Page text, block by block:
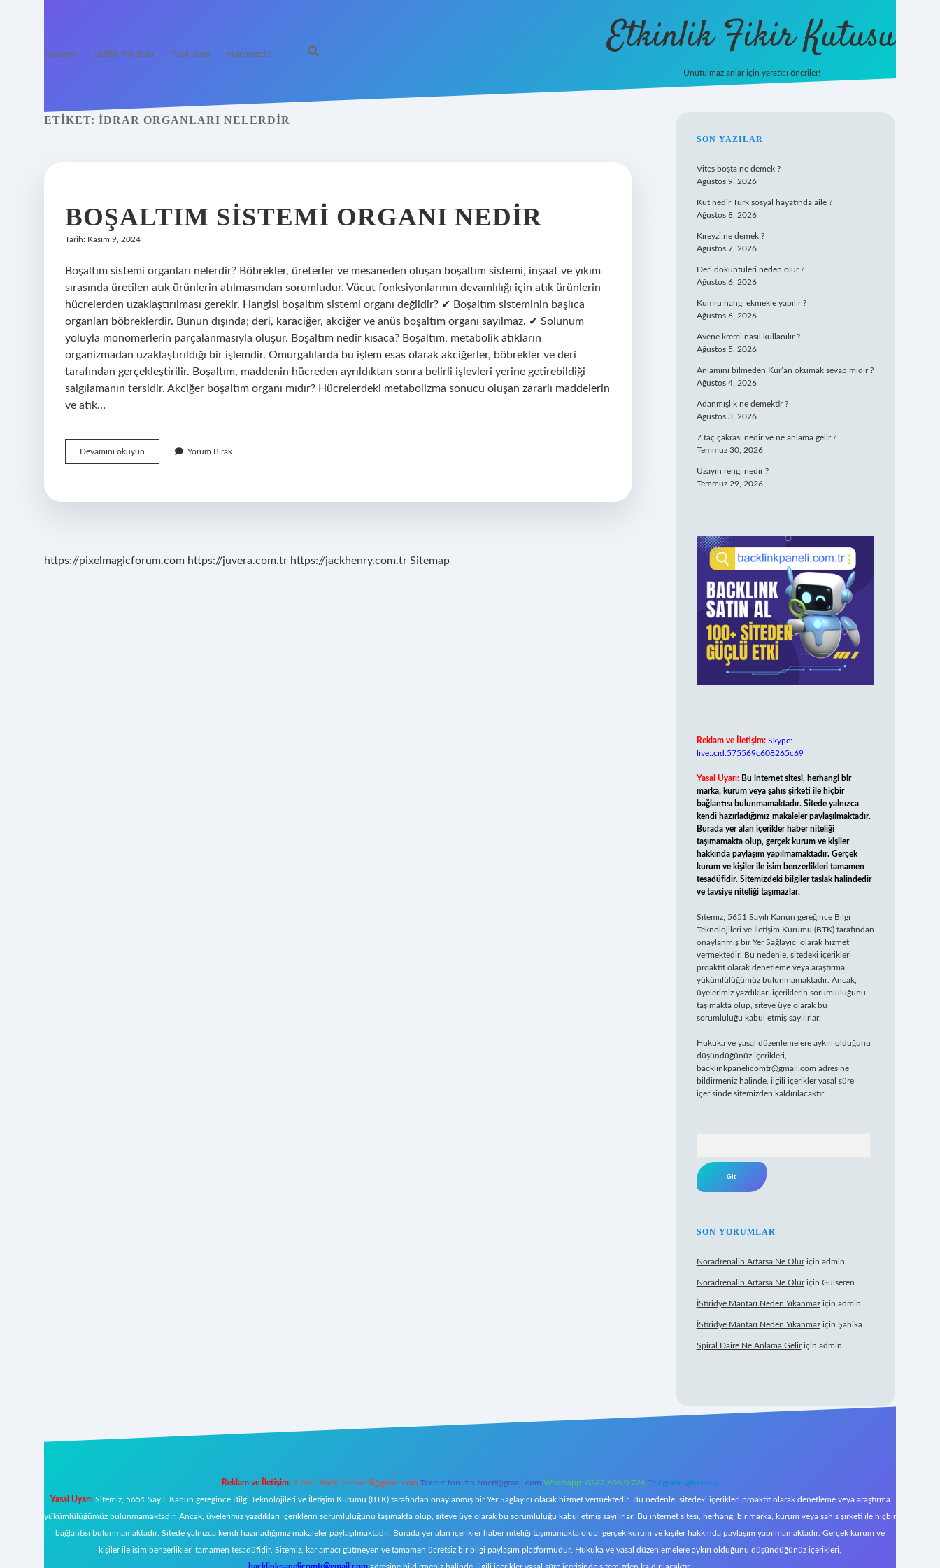
Anasayfa Gizlilik Politikası Yasal Uyarı Hakkımızda Etkinlik Fikir Kutusu
Unutulmaz anlar için yaratıcı öneriler!
ETIKET: İDRAR ORGANLARI NELERDIR
BOŞALTIM SISTEMI ORGANI NEDIR
Tarih: Kasım 9, 2024
Boşaltım sistemi organları nelerdir? Böbrekler, üreterler ve mesaneden oluşan boşaltım sistemi, inşaat ve yıkım
sırasında üretilen atık ürünlerin atılmasından sorumludur. Vücut fonksiyonlarının devamlılığı için atık ürünlerin
hücrelerden uzaklaştırılması gerekir. Hangisi boşaltım sistemi organı değildir? ✔ Boşaltım sisteminin başlıca
organları böbreklerdir. Bunun dışında; deri, karaciğer, akciğer ve anüs boşaltım organı sayılmaz. ✔ Solunum
yoluyla monomerlerin parçalanmasıyla oluşur. Boşaltım nedir kısaca? Boşaltım, metabolik atıkların
organizmadan uzaklaştırıldığı bir işlemdir. Omurgalılarda bu işlem esas olarak akciğerler, böbrekler ve deri
tarafından gerçekleştirilir. Boşaltım, maddenin hücreden ayrıldıktan sonra belirli işlevleri yerine getirebildiği
salgılamanın tersidir. Akciğer boşaltım organı mıdır? Hücrelerdeki metabolizma sonucu oluşan zararlı maddelerin
ve atık…
Devamını okuyun Boşaltım
Sistemi
Yorum Bırak
https://pixelmagicforum.com https://juvera.com.tr https://jackhenry.com.tr Sitemap
SIDEBAR
SON YAZILAR
Vites boşta ne demek ?
Ağustos 9, 2026
Kut nedir Türk sosyal hayatında aile ?
Ağustos 8, 2026
Kıreyzi ne demek ?
Ağustos 7, 2026
Deri döküntüleri neden olur ?
Ağustos 6, 2026
Kumru hangi ekmekle yapılır ?
Ağustos 6, 2026
Avene kremi nasıl kullanılır ?
Ağustos 5, 2026
Anlamını bilmeden Kur’an okumak sevap mıdır ?
Ağustos 4, 2026
Adanmışlık ne demektir ?
Ağustos 3, 2026
7 taç çakrası nedir ve ne anlama gelir ?
Temmuz 30, 2026
Uzayın rengi nedir ?
Temmuz 29, 2026
Reklam ve İletişim: Skype:
live:.cid.575569c608265c69
Yasal Uyarı: Bu internet sitesi, herhangi bir
marka, kurum veya şahıs şirketi ile hiçbir
bağlantısı bulunmamaktadır. Sitede yalnızca
kendi hazırladığımız makaleler paylaşılmaktadır.
Burada yer alan içerikler haber niteliği
taşımamakta olup, gerçek kurum ve kişiler
hakkında paylaşım yapılmamaktadır. Gerçek
kurum ve kişiler ile isim benzerlikleri tamamen
tesadüfidir. Sitemizdeki bilgiler taslak halindedir
ve tavsiye niteliği taşımazlar.
Sitemiz, 5651 Sayılı Kanun gereğince Bilgi
Teknolojileri ve İletişim Kurumu (BTK) tarafından
onaylanmış bir Yer Sağlayıcı olarak hizmet
vermektedir. Bu nedenle, sitedeki içerikleri
proaktif olarak denetleme veya araştırma
yükümlülüğümüz bulunmamaktadır. Ancak,
üyelerimiz yazdıkları içeriklerin sorumluluğunu
taşımakta olup, siteye üye olarak bu
sorumluluğu kabul etmiş sayılırlar.
Hukuka ve yasal düzenlemelere aykırı olduğunu
düşündüğünüz içerikleri,
backlinkpanelicomtr@gmail.com adresine
bildirmeniz halinde, ilgili içerikler yasal süre
içerisinde sitemizden kaldırılacaktır.
SON YORUMLAR
Noradrenalin Artarsa Ne Oluriçin admin
Noradrenalin Artarsa Ne Oluriçin Gülseren
İStiridye Mantarı Neden Yıkanmaziçin admin
İStiridye Mantarı Neden Yıkanmaziçin Şahika
Spiral Daire Ne Anlama Geliriçin admin
Reklam ve İletişim: E-mail: backlinkpaneli@gmail.com Teams: forumhizmeti@gmail.com Whatsapp: 0262 606 0 726 Telegram: @karabul
Yasal Uyarı:Sitemiz, 5651 Sayılı Kanun gereğince Bilgi Teknolojileri ve İletişim Kurumu (BTK) tarafından onaylanmış bir Yer Sağlayıcı olarak hizmet vermektedir. Bu nedenle, sitedeki içerikleri proaktif olarak denetleme veya araştırma
yükümlülüğümüz bulunmamaktadır. Ancak, üyelerimiz yazdıkları içeriklerin sorumluluğunu taşımakta olup, siteye üye olarak bu sorumluluğu kabul etmiş sayılırlar. Bu internet sitesi, herhangi bir marka, kurum veya şahıs şirketi ile hiçbir
bağlantısı bulunmamaktadır. Sitede yalnızca kendi hazırladığımız makaleler paylaşılmaktadır. Burada yer alan içerikler haber niteliği taşımamakta olup, gerçek kurum ve kişiler hakkında paylaşım yapılmamaktadır. Gerçek kurum ve
kişiler ile isim benzerlikleri tamamen tesadüfidir. Sitemiz, kar amacı gütmeyen ve tamamen ücretsiz bir bilgi paylaşım platformudur. Hukuka ve yasal düzenlemelere aykırı olduğunu düşündüğünüz içerikleri,